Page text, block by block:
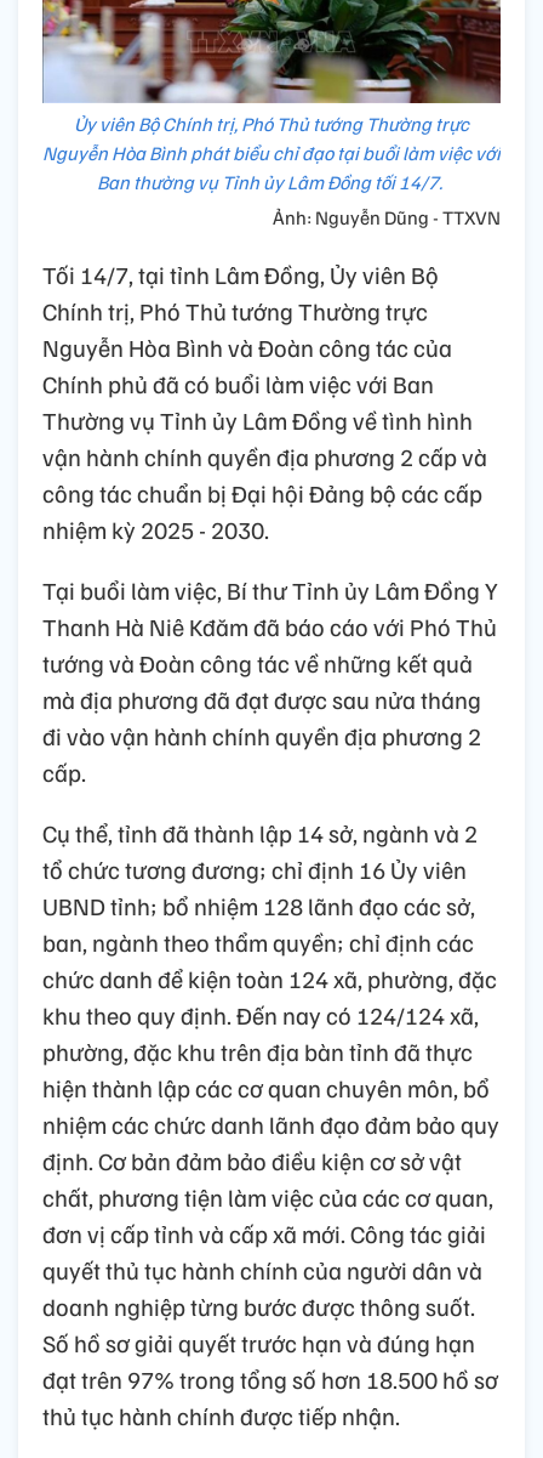
Ủy viên Bộ Chính trị, Phó Thủ tướng Thường trực
Nguyễn Hòa Bình phát biểu chỉ đạo tại buổi làm việc với
Ban thường vụ Tỉnh ủy Lâm Đồng tối 14/7.
Ảnh: Nguyễn Dũng - TTXVN
Tối 14/7, tại tỉnh Lâm Đồng, Ủy viên Bộ
Chính trị, Phó Thủ tướng Thường trực
Nguyễn Hòa Bình và Đoàn công tác của
Chính phủ đã có buổi làm việc với Ban
Thường vụ Tỉnh ủy Lâm Đồng về tình hình
vận hành chính quyền địa phương 2 cấp và
công tác chuẩn bị Đại hội Đảng bộ các cấp
nhiệm kỳ 2025 - 2030.
Tại buổi làm việc, Bí thư Tỉnh ủy Lâm Đồng Y
Thanh Hà Niê Kđăm đã báo cáo với Phó Thủ
tướng và Đoàn công tác về những kết quả
mà địa phương đã đạt được sau nửa tháng
đi vào vận hành chính quyền địa phương 2
cấp.
Cụ thể, tỉnh đã thành lập 14 sở, ngành và 2
tổ chức tương đương; chỉ định 16 Ủy viên
UBND tỉnh; bổ nhiệm 128 lãnh đạo các sở,
ban, ngành theo thẩm quyền; chỉ định các
chức danh để kiện toàn 124 xã, phường, đặc
khu theo quy định. Đến nay có 124/124 xã,
phường, đặc khu trên địa bàn tỉnh đã thực
hiện thành lập các cơ quan chuyên môn, bổ
nhiệm các chức danh lãnh đạo đảm bảo quy
định. Cơ bản đảm bảo điều kiện cơ sở vật
chất, phương tiện làm việc của các cơ quan,
đơn vị cấp tỉnh và cấp xã mới. Công tác giải
quyết thủ tục hành chính của người dân và
doanh nghiệp từng bước được thông suốt.
Số hồ sơ giải quyết trước hạn và đúng hạn
đạt trên 97% trong tổng số hơn 18.500 hồ sơ
thủ tục hành chính được tiếp nhận.